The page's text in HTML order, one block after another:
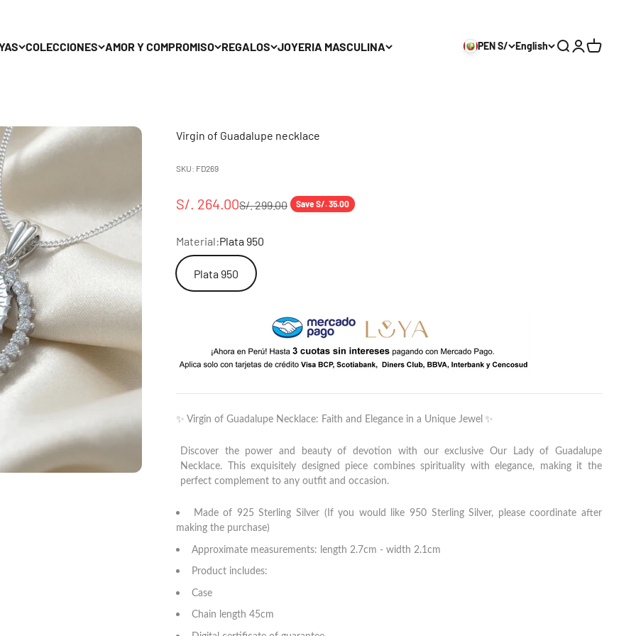
COLECCIONES AMOR Y COMPROMISO REGALOS JOYERIA MASCULINA PEN S/ English Search
Login
Cart
Virgin of Guadalupe necklace
SKU: FD269
Sale price
S/. 264.00Regular price
S/. 299.00 Save S/. 35.00
Material:Plata 950
Plata 950
✨ Virgin of Guadalupe Necklace: Faith and Elegance in a Unique Jewel ✨
Discover the power and beauty of devotion with our exclusive Our Lady of Guadalupe
Necklace. This exquisitely designed piece combines spirituality with elegance, making it the
perfect complement to any outfit and occasion.
Made of 925 Sterling Silver (If you would like 950 Sterling Silver, please coordinate after
making the purchase)
Approximate measurements: length 2.7cm - width 2.1cm
Product includes:
Case
Chain length 45cm